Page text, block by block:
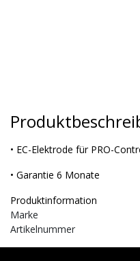
• EC-Elektrode für PRO-
• Garantie 6 Monate
Produktinformation
Marke
Artikelnummer